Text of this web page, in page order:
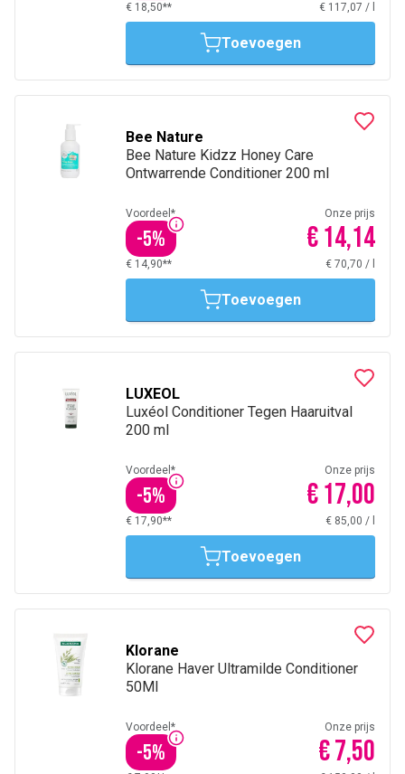
€ 18,50** € 117,07 /
Toevoegen
Bee Nature
Bee Nature Kidzz Honey Care
Ontwarrende Conditioner 200 ml
Voordeel*
-5%
Onze prijs
€ 14,14
€ 14,90** € 70,70 /
Toevoegen
LUXEOL
Luxéol Conditioner Tegen Haaruitval
200 ml
Voordeel*
-5%
Onze prijs
€ 17,00
€ 17,90** € 85,00 /
Toevoegen
Klorane
Klorane Haver Ultramilde Conditioner
50Ml
Voordeel*
-5%
Onze prijs
€ 7,50